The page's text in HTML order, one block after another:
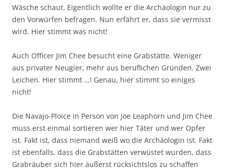
Wäsche schaut. Eigentlich wollte er die Archäologin nur zu
den Vorwürfen befragen. Nun erfährt er, dass sie vermisst
wird. Hier stimmt was nicht!
Auch Officer Jim Chee besucht eine Grabstätte. Weniger
aus privater Neugier, mehr aus beruflichen Gründen. Zwei
Leichen. Hier stimmt …! Genau, hier stimmt so einiges
nicht!
Die Navajo-Ploice in Person von Joe Leaphorn und Jim Chee
muss erst einmal sortieren wer hier Täter und wer Opfer
ist. Fakt ist, dass niemand weiß wo die Archäologin ist. Fakt
ist ebenfalls, dass die Grabstätten verwüstet wurden, dass
Grabräuber sich hier äußerst rücksichtslos zu schaffen